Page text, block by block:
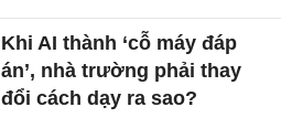
Khi AI thành ‘cỗ máy đáp
án’, nhà trường phải thay
đổi cách dạy ra sao?